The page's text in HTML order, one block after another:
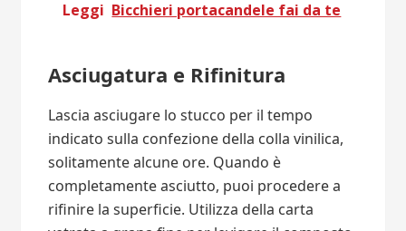
Leggi Bicchieri portacandele fai da te
Asciugatura e Rifinitura
Lascia asciugare lo stucco per il tempo
indicato sulla confezione della colla vinilica,
solitamente alcune ore. Quando è
completamente asciutto, puoi procedere a
rifinire la superficie. Utilizza della carta